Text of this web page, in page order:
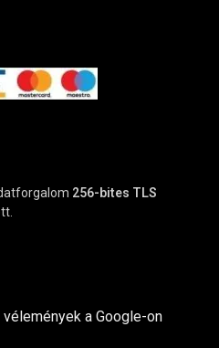
256-bites TLS
a Google-on